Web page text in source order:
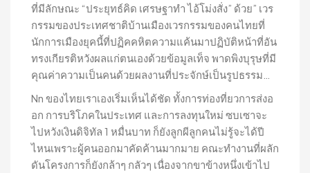
ที่มีลักษณะ “ประยุทธ์คิด เศรษฐาทำ ไอ้โม่งสั่ง” ด้วย” เวร
กรรมของประเทศชาติบ้านเมืองเวรกรรมของคนไทยที่
นักการเมืองยุคนี้ที่ปฏิคคหิตความแค้นมาปฏิบัติหน้าที่อัน
ทรงเกียรติหวังผลแก่ตนเองด้วยข้อมูลเท็จ พาดพิงบุรุษที่มี
คุณค่าความเป็นคนด้วยผลงานที่ประจักษ์เป็นรูปธรรม…
Nn ของไทยเราเองเริ่มเห็นได้ชัด ทั้งการท่องที่ยวการส่งอ
อก การบริโภคในประเทศ และการลงทุนใหม่ ซบเซาจะ
ไปหวังเงินดิจิทัล 1 หมื่นบาท ก็ยังลูกผีลูกคนไม่รู้จะได้ปี
ไหนเพราะผู้คนออกมาคัดค้านมากมาย คณะทำงานที่ผลัก
ดันโครงการก็ยังกล้าๆ กลัวๆ เนื่องจากขาข้างหนึ่งเข้าไป